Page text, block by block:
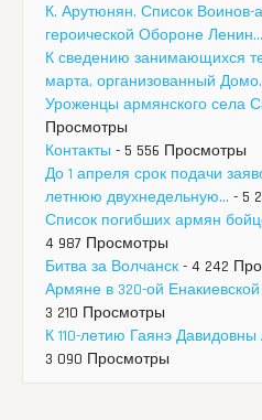
К. Арутюнян. Список Воинов-
героической Обороне Ленин...
К сведению занимающихся
марта, организованный
Уроженцы армянского села
Просмотры
Контакты - 5 556 Просмотры
До 1 апреля срок подачи
летнюю двухнедельную... - 5
Список погибших армян
4 987 Просмотры
Битва за Волчанск - 4 242
Армяне в 320-ой
3 210 Просмотры
К 110-летию Гаянэ
3 090 Просмотры